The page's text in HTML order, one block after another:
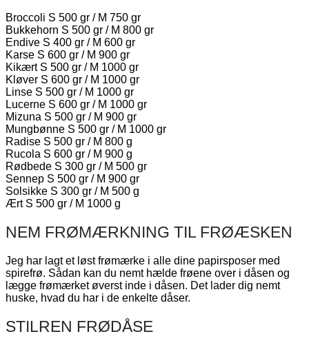
Broccoli S 500 gr / M 750 gr
Bukkehorn S 500 gr / M 800 gr
Endive S 400 gr / M 600 gr
Karse S 600 gr / M 900 gr
Kikært S 500 gr / M 1000 gr
Kløver S 600 gr / M 1000 gr
Linse S 500 gr / M 1000 gr
Lucerne S 600 gr / M 1000 gr
Mizuna S 500 gr / M 900 gr
Mungbønne S 500 gr / M 1000 gr
Radise S 500 gr / M 800 g
Rucola S 600 gr / M 900 g
Rødbede S 300 gr / M 500 gr
Sennep S 500 gr / M 900 gr
Solsikke S 300 gr / M 500 g
Ært S 500 gr / M 1000 g
NEM FRØMÆRKNING TIL FRØÆSKEN
Jeg har lagt et løst frømærke i alle dine papirsposer med
spirefrø. Sådan kan du nemt hælde frøene over i dåsen og
lægge frømærket øverst inde i dåsen. Det lader dig nemt
huske, hvad du har i de enkelte dåser.
STILREN FRØDÅSE